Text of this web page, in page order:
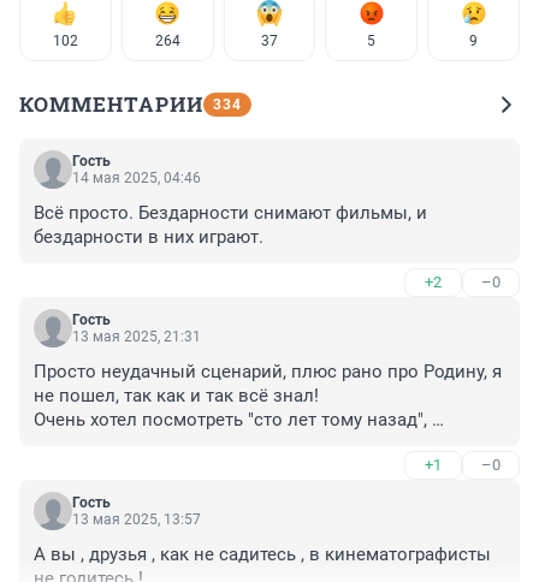
102 264 37 5 9
КОММЕНТАРИИ 334
Гость
14 мая 2025, 04:46
Всё просто. Бездарности снимают фильмы, и
бездарности в них играют.
+2 –0
Гость
13 мая 2025, 21:31
Просто неудачный сценарий, плюс рано про Родину, я
не пошел, так как и так всё знал!
Очень хотел посмотреть "сто лет тому назад",
сериал ,но интересней, фильм для раскрутки никакого
актера Эйдельштейна, тот же "Сталинград" Бондарчука
- сценарий слабый, идёт только пафос освоения
+1 –0
Гость
13 мая 2025, 13:57
А вы , друзья , как не садитесь , в кинематографисты